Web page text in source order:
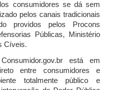
consumidores se dá sem
pelos canais tradicionais
providos pelos Procons
Públicas, Ministério
Cíveis.
está em
entre consumidores e
totalmente público e